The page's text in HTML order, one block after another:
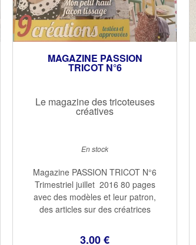
MAGAZINE PASSION
TRICOT N°6
Le magazine des tricoteuses
créatives
3.00€
En stock
Magazine PASSION TRICOT N°6
Trimestriel juillet 2016 80 pages
avec des modèles et leur patron,
des articles sur des créatrices
Malheureusement ce magazine